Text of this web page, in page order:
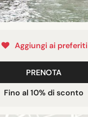
Aggiungi ai preferiti
PRENOTA
Fino al 10% di sconto